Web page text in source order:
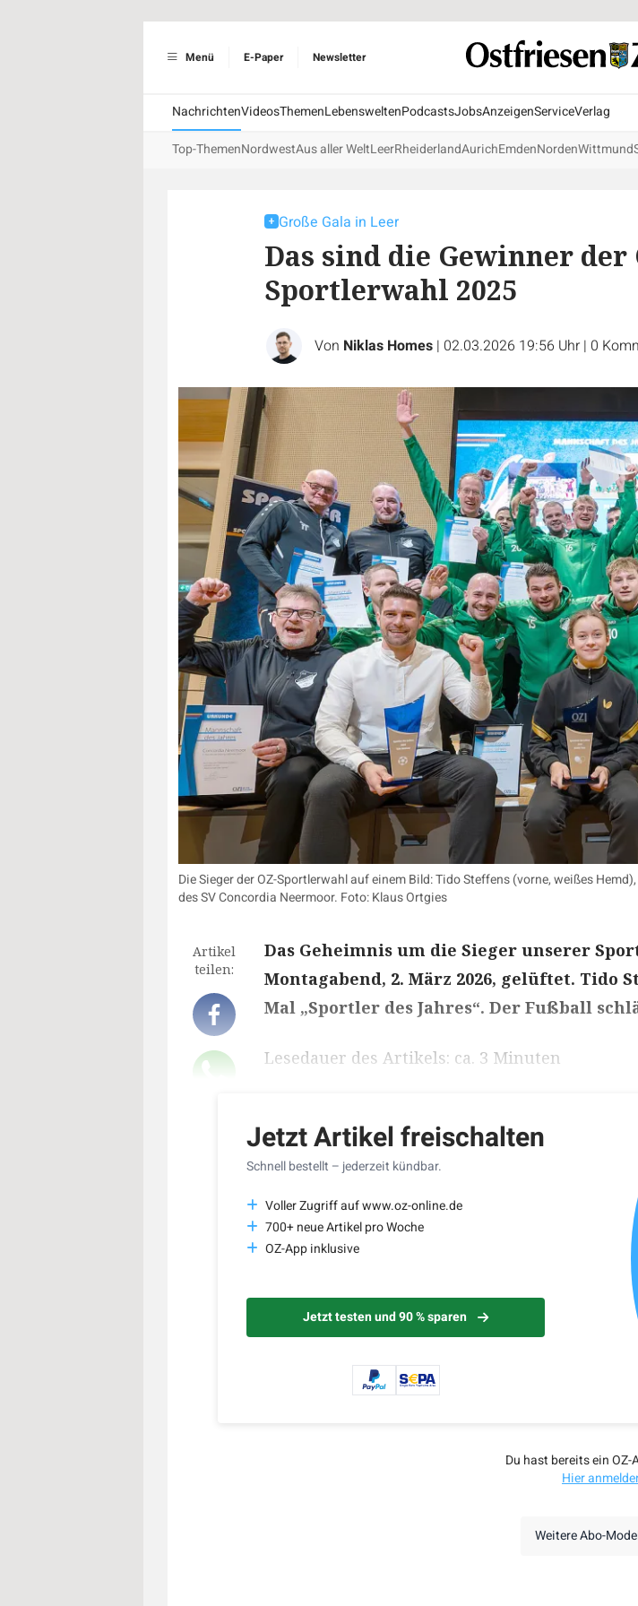
Menü E-Paper Newsletter
NachrichtenVideosThemenLebensweltenPodcastsJobsAnzeigenServiceVerlag
Top-ThemenNordwestAus aller WeltLeerRheiderlandAurichEmdenNordenWittmund
Große Gala in Leer
Das sind die Gewinner der
Sportlerwahl 2025
Von Niklas Homes | 02.03.2026 19:56 Uhr | 0
Die Sieger der OZ-Sportlerwahl auf einem Bild: Tido Steffens (vorne, weißes
des SV Concordia Neermoor. Foto: Klaus Ortgies
Artikel
teilen:
Das Geheimnis um die Sieger unserer
Montagabend, 2. März 2026, gelüftet. Tido
Mal „Sportler des Jahres“. Der Fußball
Lesedauer des Artikels: ca. 3 Minuten
Jetzt Artikel freischalten
Schnell bestellt – jederzeit kündbar.
Voller Zugriff auf www.oz-online.de
700+ neue Artikel pro Woche
OZ-App inklusive
Jetzt testen und 90 % sparen
Du hast bereits ein OZ-
Hier
Weitere Abo-